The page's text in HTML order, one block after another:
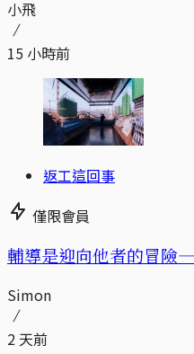
小飛
15 小時前
返工這回事
僅限會員
輔導是迎向他者的冒險
Simon
2 天前